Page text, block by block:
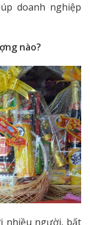
doanh nghiệp
nào?
nhiều người, bất